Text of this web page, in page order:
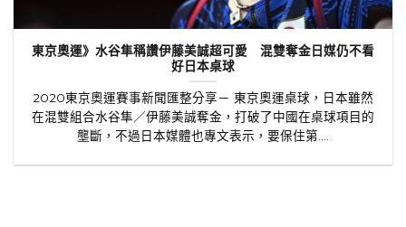
東京奧運》水谷隼稱讚伊藤美誠超可愛 混雙奪金日媒仍不看
好日本桌球
2020東京奧運賽事新聞匯整分享－ 東京奧運桌球，日本雖然
在混雙組合水谷隼／伊藤美誠奪金，打破了中國在桌球項目的
壟斷，不過日本媒體也專文表示，要保住第....